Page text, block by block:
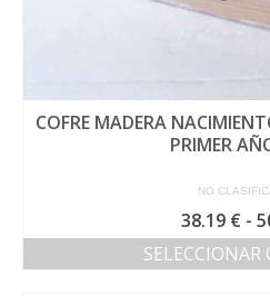
COFRE MADERA
PRIMER
NO
38.19 € -
SELECCIONAR